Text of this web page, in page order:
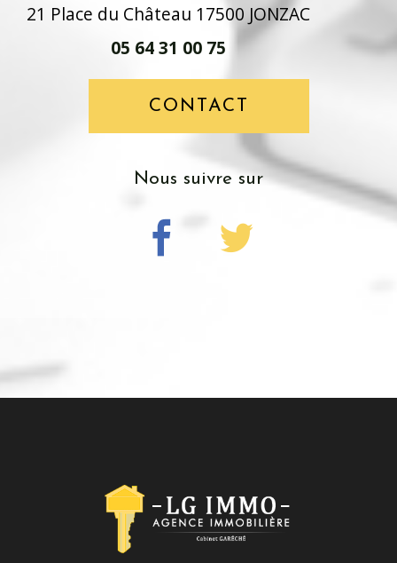
21 Place du Château 17500 JONZAC
05 64 31 00 75
CONTACT
Nous suivre sur